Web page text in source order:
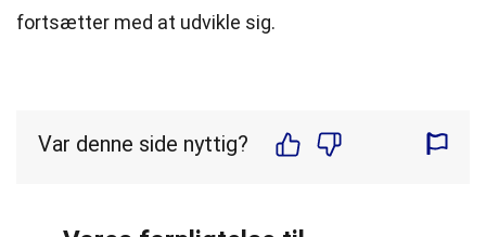
fortsætter med at udvikle sig.
Var denne side nyttig?